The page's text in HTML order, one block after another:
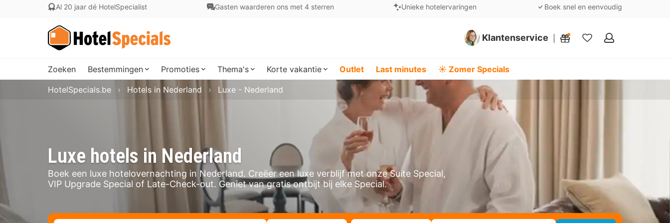
Al 20 jaar dé HotelSpecialist Gasten waarderen ons met 4 sterren Unieke hotelervaringen Boek snel en eenvoudig
Klantenservice
Mijn
Zoeken Bestemmingen Promoties Thema's Korte vakantie Outlet Last minutes ☀️ Zomer Specials
Luxe hotels in Nederland
Boek een luxe hotelovernachting in Nederland. Creëer een luxe verblijf met onze Suite Special,
VIP Upgrade Special of Late-Check-out. Geniet van gratis ontbijt bij elke Special.
HotelSpecials.be Hotels in Nederland Luxe - Nederland